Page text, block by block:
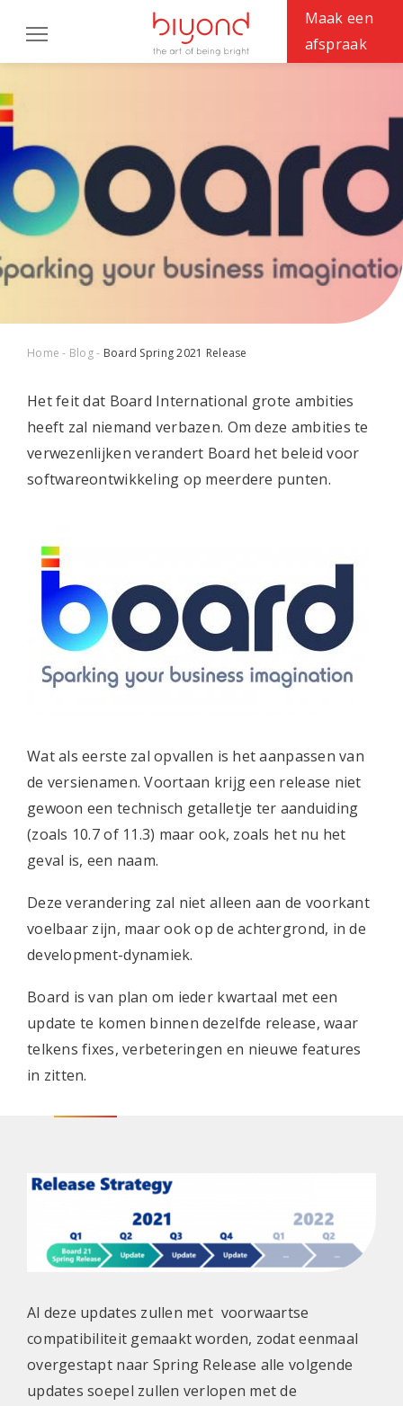
CASES
EXPERTISES
BIYOND
Werken bij
Support
Maak een
afspraak
Home Blog Board Spring 2021 Release
Het feit dat Board International grote ambities
heeft zal niemand verbazen. Om deze ambities te
verwezenlijken verandert Board het beleid voor
softwareontwikkeling op meerdere punten.
Wat als eerste zal opvallen is het aanpassen van
de versienamen. Voortaan krijg een release niet
gewoon een technisch getalletje ter aanduiding
(zoals 10.7 of 11.3) maar ook, zoals het nu het
geval is, een naam.
Deze verandering zal niet alleen aan de voorkant
voelbaar zijn, maar ook op de achtergrond, in de
development-dynamiek.
Board is van plan om ieder kwartaal met een
update te komen binnen dezelfde release, waar
telkens fixes, verbeteringen en nieuwe features
in zitten.
Al deze updates zullen met voorwaartse
compatibiliteit gemaakt worden, zodat eenmaal
overgestapt naar Spring Release alle volgende
updates soepel zullen verlopen met de